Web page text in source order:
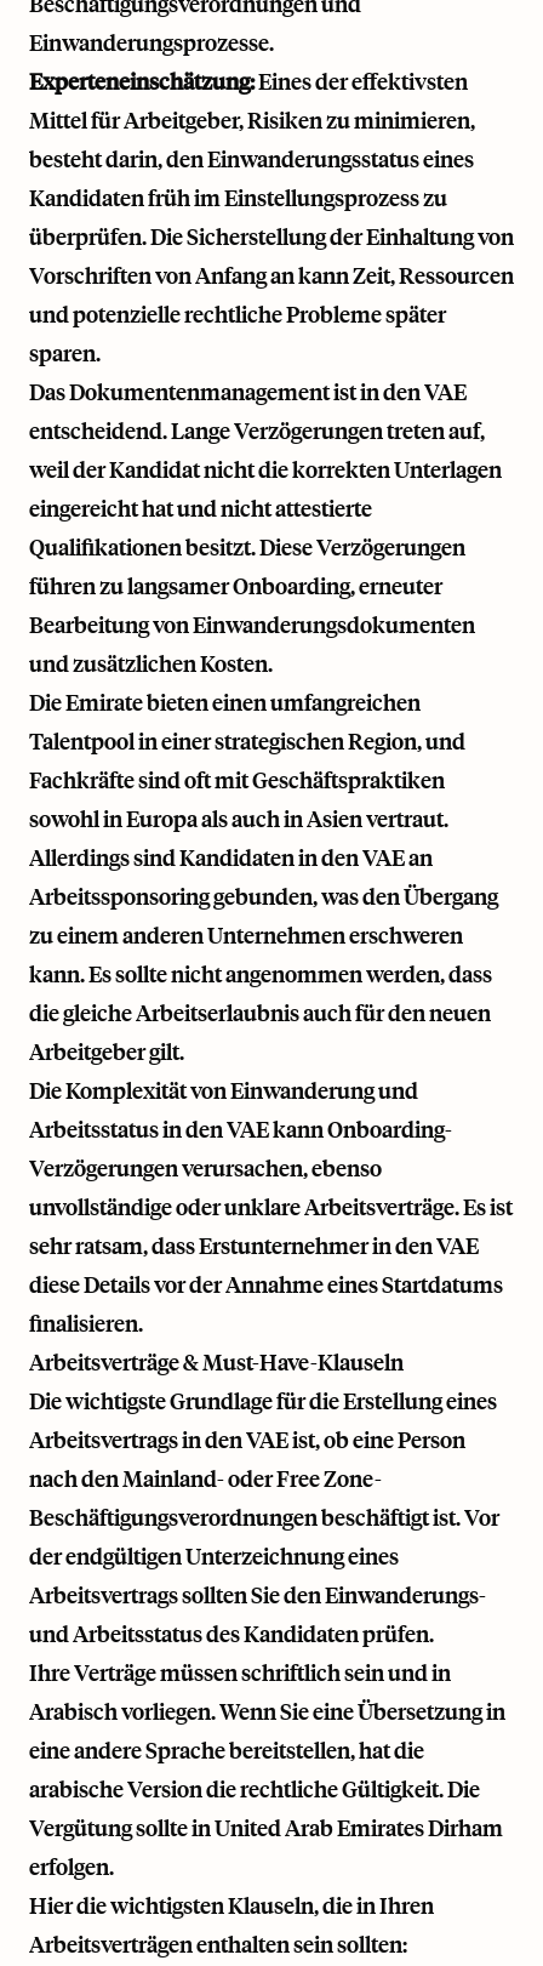
Einwanderungsprozesse.
Experteneinschätzung:Eines der effektivsten
Mittel für Arbeitgeber, Risiken zu minimieren,
besteht darin, den Einwanderungsstatus eines
Kandidaten früh im Einstellungsprozess zu
überprüfen. Die Sicherstellung der Einhaltung von
Vorschriften von Anfang an kann Zeit, Ressourcen
und potenzielle rechtliche Probleme später
sparen.
Das Dokumentenmanagement ist in den VAE
entscheidend. Lange Verzögerungen treten auf,
weil der Kandidat nicht die korrekten Unterlagen
eingereicht hat und nicht attestierte
Qualifikationen besitzt. Diese Verzögerungen
führen zu langsamer Onboarding, erneuter
Bearbeitung von Einwanderungsdokumenten
und zusätzlichen Kosten.
Die Emirate bieten einen umfangreichen
Talentpool in einer strategischen Region, und
Fachkräfte sind oft mit Geschäftspraktiken
sowohl in Europa als auch in Asien vertraut.
Allerdings sind Kandidaten in den VAE an
Arbeitssponsoring gebunden, was den Übergang
zu einem anderen Unternehmen erschweren
kann. Es sollte nicht angenommen werden, dass
die gleiche Arbeitserlaubnis auch für den neuen
Arbeitgeber gilt.
Die Komplexität von Einwanderung und
Arbeitsstatus in den VAE kann Onboarding-
Verzögerungen verursachen, ebenso
unvollständige oder unklare Arbeitsverträge. Es ist
sehr ratsam, dass Erstunternehmer in den VAE
diese Details vor der Annahme eines Startdatums
finalisieren.
Arbeitsverträge & Must-Have-Klauseln
Die wichtigste Grundlage für die Erstellung eines
Arbeitsvertrags in den VAE ist, ob eine Person
nach den Mainland- oder Free Zone-
Beschäftigungsverordnungen beschäftigt ist. Vor
der endgültigen Unterzeichnung eines
Arbeitsvertrags sollten Sie den Einwanderungs-
und Arbeitsstatus des Kandidaten prüfen.
Ihre Verträge müssen schriftlich sein und in
Arabisch vorliegen. Wenn Sie eine Übersetzung in
eine andere Sprache bereitstellen, hat die
arabische Version die rechtliche Gültigkeit. Die
Vergütung sollte in United Arab Emirates Dirham
erfolgen.
Hier die wichtigsten Klauseln, die in Ihren
Arbeitsverträgen enthalten sein sollten: